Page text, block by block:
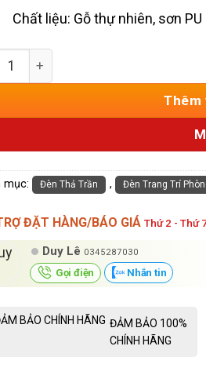
Chất liệu: Gỗ thự nhiên, sơn PU
Thả Trần Phòng Thờ Gỗ HD-
Thêm
mục: Đèn Thả Trần , Đèn Trang Trí
ĐẶT HÀNG/BÁO GIÁ Thứ 2 - Thứ
Duy Lê 0345287030
Gọi điện Nhắn tin
ĐẢM BẢO 100%
CHÍNH HÃNG